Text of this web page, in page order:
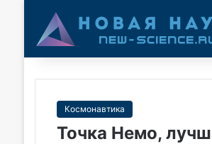
Космонавтика
Точка Немо,